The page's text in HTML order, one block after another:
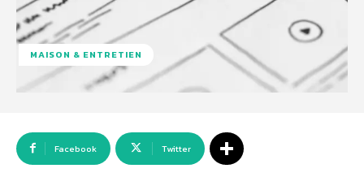
MAISON & ENTRETIEN
Facebook Twitter